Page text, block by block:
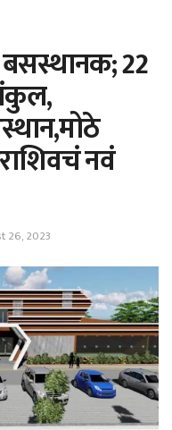
बसस्थानक; 22
नवं
26, 2023